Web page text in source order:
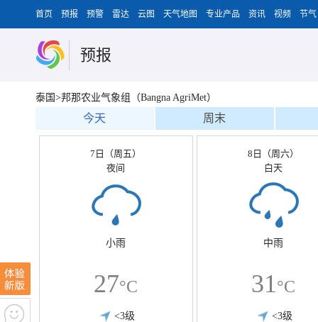
首页 预报 预警 雷达 云图 天气地图 专业产品 资讯 视频 节气
预报
泰国>邦那农业气象组（Bangna AgriMet）
今天 周末
7日（周五）
夜间
小雨
27°C
<3级
8日（周六）
白天
中雨
31°C
<3级